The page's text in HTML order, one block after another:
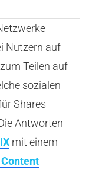
Nutzern auf
Teilen auf
sozialen
Shares
Antworten
mit einem
Content